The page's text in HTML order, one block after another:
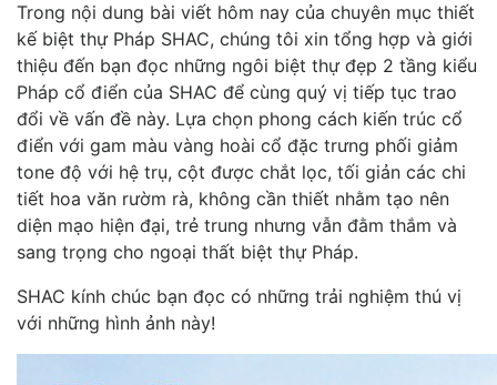
Trong nội dung bài viết hôm nay của chuyên mục thiết
kế biệt thự Pháp SHAC, chúng tôi xin tổng hợp và giới
thiệu đến bạn đọc những ngôi biệt thự đẹp 2 tầng kiểu
Pháp cổ điển của SHAC để cùng quý vị tiếp tục trao
đổi về vấn đề này. Lựa chọn phong cách kiến trúc cổ
điển với gam màu vàng hoài cổ đặc trưng phối giảm
tone độ với hệ trụ, cột được chắt lọc, tối giản các chi
tiết hoa văn rườm rà, không cần thiết nhằm tạo nên
diện mạo hiện đại, trẻ trung nhưng vẫn đằm thắm và
sang trọng cho ngoại thất biệt thự Pháp.
SHAC kính chúc bạn đọc có những trải nghiệm thú vị
với những hình ảnh này!